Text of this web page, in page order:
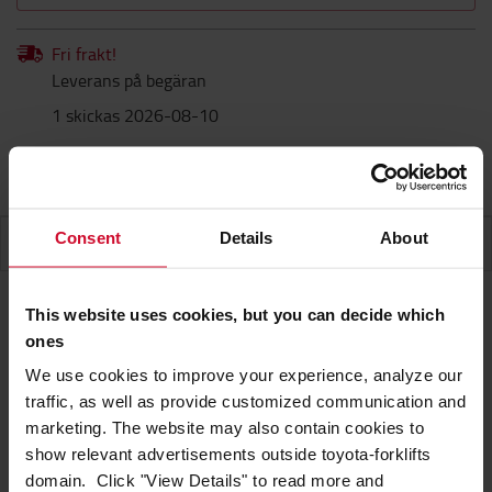
Consent Details About
This website uses cookies, but you can decide which
ones
We use cookies to improve your experience, analyze our
traffic, as well as provide customized communication and
marketing. The website may also contain cookies to
show relevant advertisements outside toyota-forklifts
domain. Click "View Details" to read more and
Fri frakt!
Leverans på begäran
1 skickas 2026-08-10
SPECIFIKATIONER
Igelkotten har sitt namn av en orsak. På
marknaden för klassiska stroblampor är ingen
planare än denna. Härigenom är risken för skador